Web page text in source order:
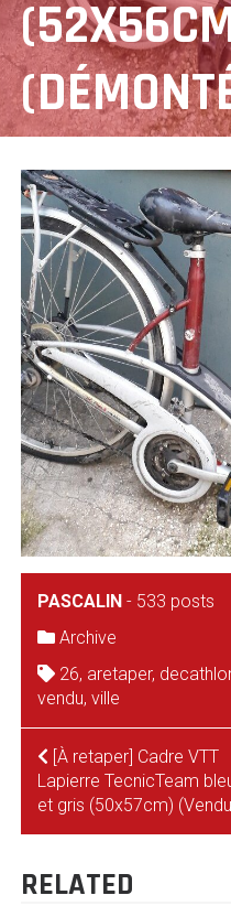
PASCALIN- 533 posts
Archive
26, aretaper,
vendu, ville
NAVIGATION
DE
L’ARTICLE
[À retaper] Cadre VTT
Lapierre TecnicTeam
et gris (50x57cm)
RELATED